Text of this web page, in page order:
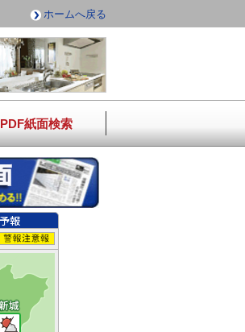
ホームへ戻る
PDF紙面検索